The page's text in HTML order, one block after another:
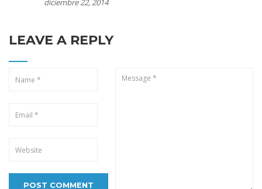
diciembre 22, 2014
LEAVE A REPLY